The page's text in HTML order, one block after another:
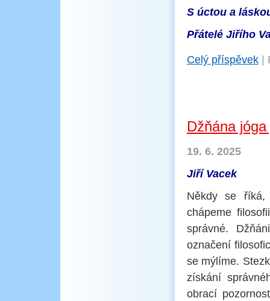
S úctou a
Přátelé Jiřího
Celý příspěvek
Džňána
19. 6. 2025
Jiří Vacek
Někdy se říká,
chápeme
správné.
označení
se mýlíme.
získání
obrací